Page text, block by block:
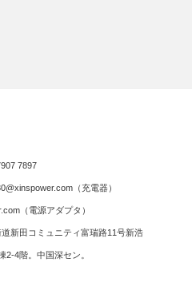
7897
（充電器）
（電源アダプタ）
新田コミュニティ富瑞路11号新浩
2-4階。中国深セン。